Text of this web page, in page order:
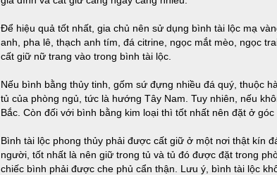
Để hiệu quả tốt nhất, gia chủ nên sử dụng bình tài lộc mạ
anh, pha lê, thạch anh tím, đá citrine, ngọc mắt mèo, ngọc
cất giữ nữ trang vào trong bình tài lộc.
Nếu bình bằng thủy tinh, gốm sứ đựng nhiều đá quý, thuộc
tủ của phòng ngủ, tức là hướng Tây Nam. Tuy nhiên, nếu
Bắc. Còn đối với bình bằng kim loại thì tốt nhất nên đặt ở góc
Bình tài lộc phong thủy phải được cất giữ ở một nơi thật kín
người, tốt nhất là nên giữ trong tủ và tủ đó được đặt trong
chiếc bình phải được che phủ cẩn thận. Lưu ý, bình tài lộc